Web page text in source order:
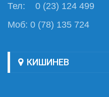
Тел: 0 (23) 124 499
Моб: 0 (78) 135 724
КИШИНЕВ